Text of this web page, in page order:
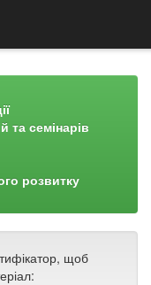
та семінарів
розвитку
щоб